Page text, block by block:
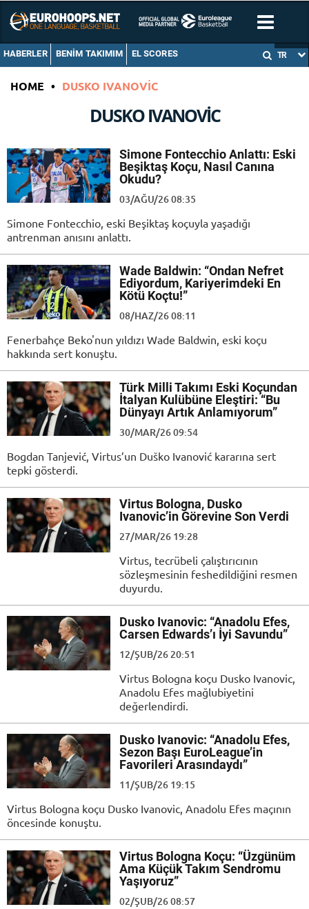
HABERLER BENIM TAKIMIM EL SCORES TR
HOME • DUSKO IVANOVIC
DUSKO IVANOVIC
Simone Fontecchio Anlattı: Eski
Beşiktaş Koçu, Nasıl Canına
Okudu?
03/AĞU/26 08:35
Simone Fontecchio, eski Beşiktaş koçuyla yaşadığı
antrenman anısını anlattı.
Wade Baldwin: “Ondan Nefret
Ediyordum, Kariyerimdeki En
Kötü Koçtu!”
08/HAZ/26 08:11
Fenerbahçe Beko'nun yıldızı Wade Baldwin, eski koçu
hakkında sert konuştu.
Türk Milli Takımı Eski Koçundan
İtalyan Kulübüne Eleştiri: “Bu
Dünyayı Artık Anlamıyorum”
30/MAR/26 09:54
Bogdan Tanjević, Virtus’un Duško Ivanović kararına sert
tepki gösterdi.
Virtus Bologna, Dusko
Ivanovic’in Görevine Son Verdi
27/MAR/26 19:28
Virtus, tecrübeli çalıştırıcının
sözleşmesinin feshedildiğini resmen
duyurdu.
Dusko Ivanovic: “Anadolu Efes,
Carsen Edwards’ı İyi Savundu”
12/ŞUB/26 20:51
Virtus Bologna koçu Dusko Ivanovic,
Anadolu Efes mağlubiyetini
değerlendirdi.
Dusko Ivanovic: “Anadolu Efes,
Sezon Başı EuroLeague’in
Favorileri Arasındaydı”
11/ŞUB/26 19:15
Virtus Bologna koçu Dusko Ivanovic, Anadolu Efes maçının
öncesinde konuştu.
Virtus Bologna Koçu: “Üzgünüm
Ama Küçük Takım Sendromu
Yaşıyoruz”
02/ŞUB/26 08:57